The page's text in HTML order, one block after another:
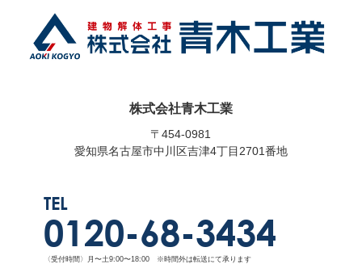
株式会社青木工業
〒454-0981
愛知県名古屋市中川区吉津4丁目2701番地
TEL
0120-68-3434
〈受付時間〉月〜土9:00〜18:00 ※時間外は転送にて承ります